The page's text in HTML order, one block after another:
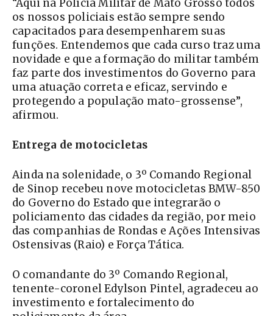
“Aqui na Polícia Militar de Mato Grosso todos
os nossos policiais estão sempre sendo
capacitados para desempenharem suas
funções. Entendemos que cada curso traz uma
novidade e que a formação do militar também
faz parte dos investimentos do Governo para
uma atuação correta e eficaz, servindo e
protegendo a população mato-grossense”,
afirmou.
Entrega de motocicletas
Ainda na solenidade, o 3º Comando Regional
de Sinop recebeu nove motocicletas BMW-850
do Governo do Estado que integrarão o
policiamento das cidades da região, por meio
das companhias de Rondas e Ações Intensivas
Ostensivas (Raio) e Força Tática.
O comandante do 3º Comando Regional,
tenente-coronel Edylson Pintel, agradeceu ao
investimento e fortalecimento do